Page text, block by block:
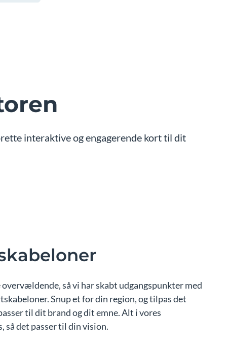
interaktive og engagerende kort til dit
så vi har skabt udgangspunkter med
Snup et for din region, og tilpas det
til dit brand og dit emne. Alt i vores
så det passer til din vision.